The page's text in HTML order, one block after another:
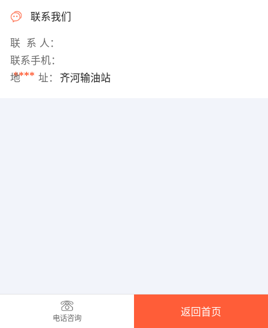
联系我们
联 系 人：
联系手机：
****
地 址： 齐河输油站
电话咨询
返回首页